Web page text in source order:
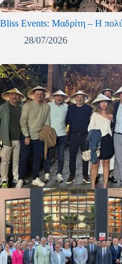
Bliss Events: Μαδρίτη – Η
28/07/2026